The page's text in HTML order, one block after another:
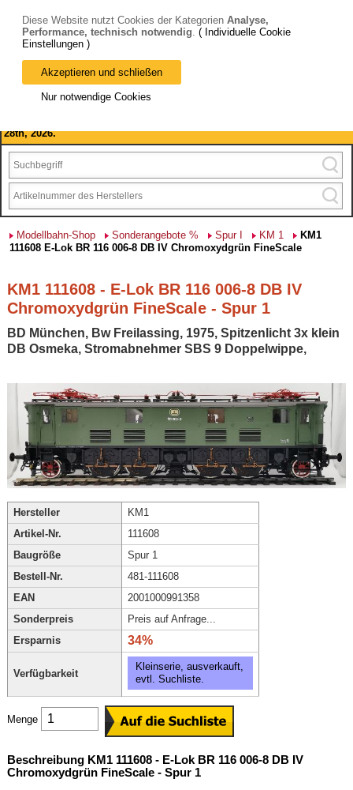
Bitte beachten Sie: wir machen Betriebsferien, vom 03. bis 28.
August 2026 haben wir geschlossen.
28th, 2026.
Modellbahn-Shop Sonderangebote % Spur I KM 1
KM1
111608 E-Lok BR 116 006-8 DB IV Chromoxydgrün FineScale
KM1 111608 - E-Lok BR 116 006-8 DB IV
Chromoxydgrün FineScale - Spur 1
BD München, Bw Freilassing, 1975, Spitzenlicht 3x klein
DB Osmeka, Stromabnehmer SBS 9 Doppelwippe,
Hersteller
KM1
Artikel-Nr.
111608
Baugröße
Spur 1
Bestell-Nr.
481-111608
EAN
2001000991358
Sonderpreis
Preis auf Anfrage...
Ersparnis
34%
Verfügbarkeit
Kleinserie, ausverkauft,
evtl. Suchliste.
Menge
Beschreibung KM1 111608 - E-Lok BR 116 006-8 DB IV
Chromoxydgrün FineScale - Spur 1
Diese Website nutzt Cookies der Kategorien Analyse,
Performance, technisch notwendig. ( Individuelle Cookie
Einstellungen )
Akzeptieren und schließen
Nur notwendige Cookies